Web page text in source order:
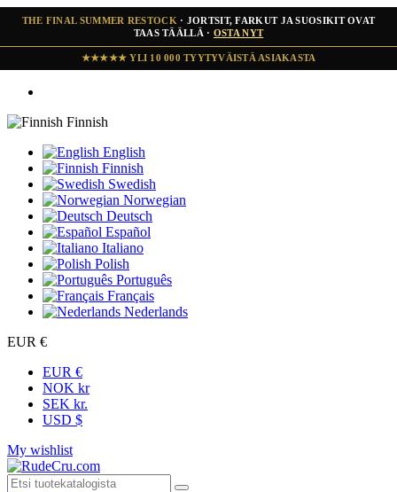
THE FINAL SUMMER RESTOCK · JORTSIT, FARKUT JA SUOSIKIT OVAT
TAAS TÄÄLLÄ · OSTA NYT
KESÄN VIIMEINEN SUURI TÄYDENNYS ON SAAPUNUT
Finnish
English
Finnish
Swedish
Norwegian
Deutsch
Español
Italiano
Polish
Português
Français
Nederlands
EUR €
EUR €
NOK kr
SEK kr.
USD $
My wishlist